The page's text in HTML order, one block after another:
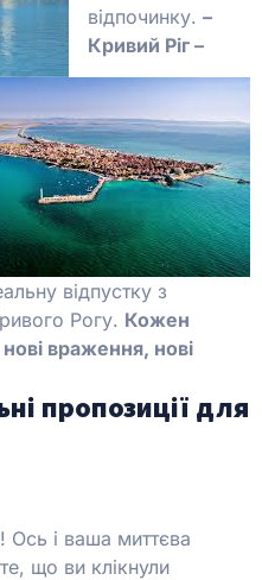
відпочинку. –
Кривий Ріг –
відпустку з
Рогу. Кожен
враження, нові
пропозиції для
Ось і ваша миттєва
що ви клікнули